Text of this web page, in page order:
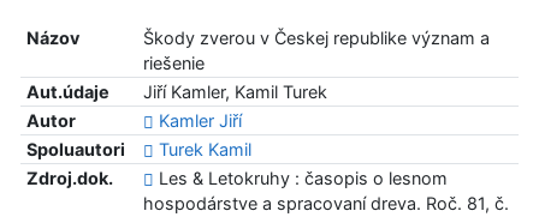
Názov
Škody zverou v Českej republike význam a
riešenie
Aut.údaje
Jiří Kamler, Kamil Turek
Autor
Kamler Jiří
Spoluautori
Turek Kamil
Zdroj.dok.
Les & Letokruhy : časopis o lesnom
hospodárstve a spracovaní dreva. Roč. 81, č.